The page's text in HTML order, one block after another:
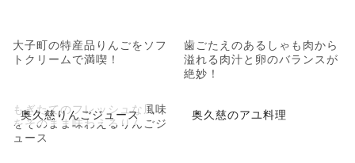
大子町の特産品りんごをソフ
トクリームで満喫！
歯ごたえのあるしゃも肉から
溢れる肉汁と卵のバランスが
絶妙！
奥久慈りんごジュース
もぎたてのフレッシュな風味
をそのまま味わえるりんごジ
ュース
奥久慈のアユ料理